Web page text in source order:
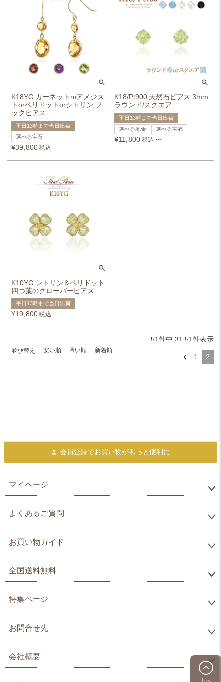
K18YG ガーネットroアメジス
トorペリドットorシトリン フ
ックピアス
平日13時まで当日出荷
選べる宝石
¥39,800 税込
K18/Pt900 天然石ピアス 3mm
ラウンド/スクエア
平日13時まで当日出荷
選べる地金
選べる宝石
¥11,800 税込 〜
K10YG シトリン＆ペリドット
四つ葉のクローバーピアス
平日13時まで当日出荷
¥19,800 税込
並び替え 安い順 高い順 新着順
51件中 31-51件表示
1 2
会員登録でお買い物がもっと便利に
マイページ
よくあるご質問
お買い物ガイド
全国送料無料
特集ページ
お問合せ先
会社概要